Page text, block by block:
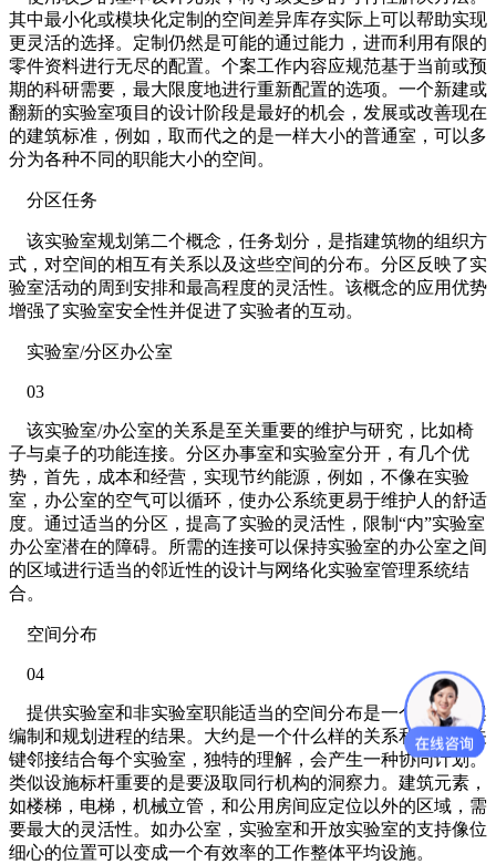
其中最小化或模块化定制的空间差异库存实际上可以帮助实现
更灵活的选择。定制仍然是可能的通过能力，进而利用有限的
零件资料进行无尽的配置。个案工作内容应规范基于当前或预
期的科研需要，最大限度地进行重新配置的选项。一个新建或
翻新的实验室项目的设计阶段是最好的机会，发展或改善现在
的建筑标准，例如，取而代之的是一样大小的普通室，可以多
分为各种不同的职能大小的空间。
分区任务
该实验室规划第二个概念，任务划分，是指建筑物的组织方
式，对空间的相互有关系以及这些空间的分布。分区反映了实
验室活动的周到安排和最高程度的灵活性。该概念的应用优势
增强了实验室安全性并促进了实验者的互动。
实验室/分区办公室
03
该实验室/办公室的关系是至关重要的维护与研究，比如椅
子与桌子的功能连接。分区办事室和实验室分开，有几个优
势，首先，成本和经营，实现节约能源，例如，不像在实验
室，办公室的空气可以循环，使办公系统更易于维护人的舒适
度。通过适当的分区，提高了实验的灵活性，限制“内”实验室
办公室潜在的障碍。所需的连接可以保持实验室的办公室之间
的区域进行适当的邻近性的设计与网络化实验室管理系统结
合。
空间分布
04
提供实验室和非实验室职能适当的空间分布是一个协作方案
编制和规划进程的结果。大约是一个什么样的关系和满意的关
键邻接结合每个实验室，独特的理解，会产生一种协同计划。
类似设施标杆重要的是要汲取同行机构的洞察力。建筑元素，
如楼梯，电梯，机械立管，和公用房间应定位以外的区域，需
要最大的灵活性。如办公室，实验室和开放实验室的支持像位
细心的位置可以变成一个有效率的工作整体平均设施。